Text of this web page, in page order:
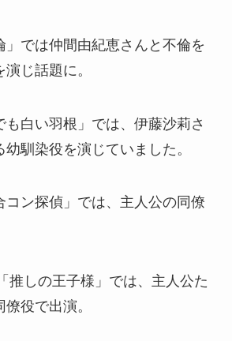
」では仲間由紀恵さんと不倫を
じ話題に。
も白い羽根」では、伊藤沙莉さ
馴染役を演じていました。
コン探偵」では、主人公の同僚
推しの王子様」では、主人公た
役で出演。